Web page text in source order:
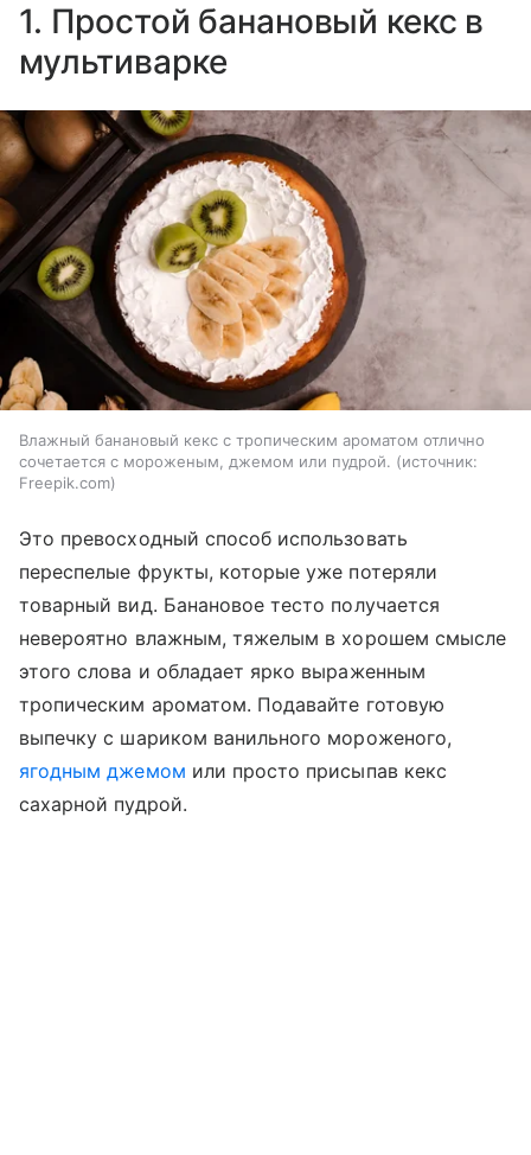
1. Простой банановый кекс в
мультиварке
Влажный банановый кекс с тропическим ароматом отлично
сочетается с мороженым, джемом или пудрой.
источник:
Freepik.com
Это превосходный способ использовать
переспелые фрукты, которые уже потеряли
товарный вид. Банановое тесто получается
невероятно влажным, тяжелым в хорошем смысле
этого слова и обладает ярко выраженным
тропическим ароматом. Подавайте готовую
выпечку с шариком ванильного мороженого,
ягодным джемом или просто присыпав кекс
сахарной пудрой.